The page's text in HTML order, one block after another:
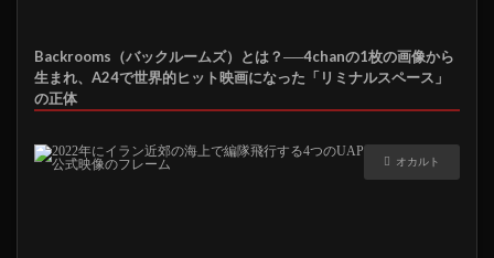
Backrooms（バックルームズ）とは？──4chanの1枚の画像から
生まれ、A24で世界的ヒット映画になった「リミナルスペース」
の正体
オカルト